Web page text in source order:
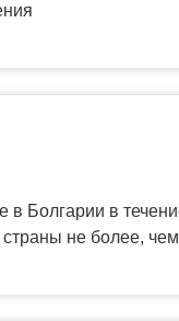
в Болгарии в
не более,